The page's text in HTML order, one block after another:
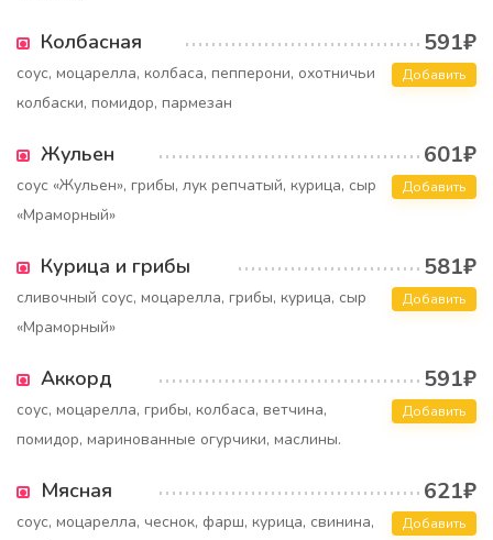
Колбасная 591₽
соус, моцарелла, колбаса, пепперони, охотничьи
колбаски, помидор, пармезан
Добавить
Жульен 601₽
соус «Жульен», грибы, лук репчатый, курица, сыр
«Мраморный»
Добавить
Курица и грибы 581₽
сливочный соус, моцарелла, грибы, курица, сыр
«Мраморный»
Добавить
Аккорд 591₽
соус, моцарелла, грибы, колбаса, ветчина,
помидор, маринованные огурчики, маслины.
Добавить
Мясная 621₽
соус, моцарелла, чеснок, фарш, курица, свинина,
Добавить